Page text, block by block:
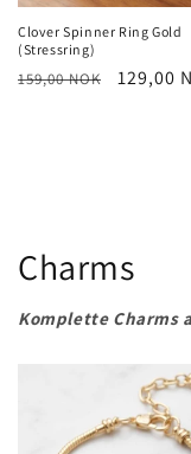
Clover Spinner Ring Gold
(Stressring)
Vanlig
159,00 NOK 129,00
Charms
Komplette Charms